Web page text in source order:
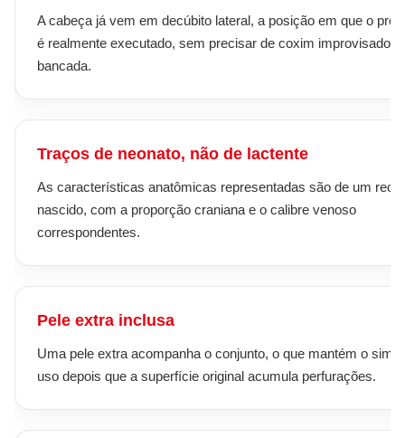
A cabeça já vem em decúbito lateral, a posição em que o
é realmente executado, sem precisar de coxim improvisado
bancada.
Traços de neonato, não de lactente
As características anatômicas representadas são de um
nascido, com a proporção craniana e o calibre venoso
correspondentes.
Pele extra inclusa
Uma pele extra acompanha o conjunto, o que mantém o
uso depois que a superfície original acumula perfurações.